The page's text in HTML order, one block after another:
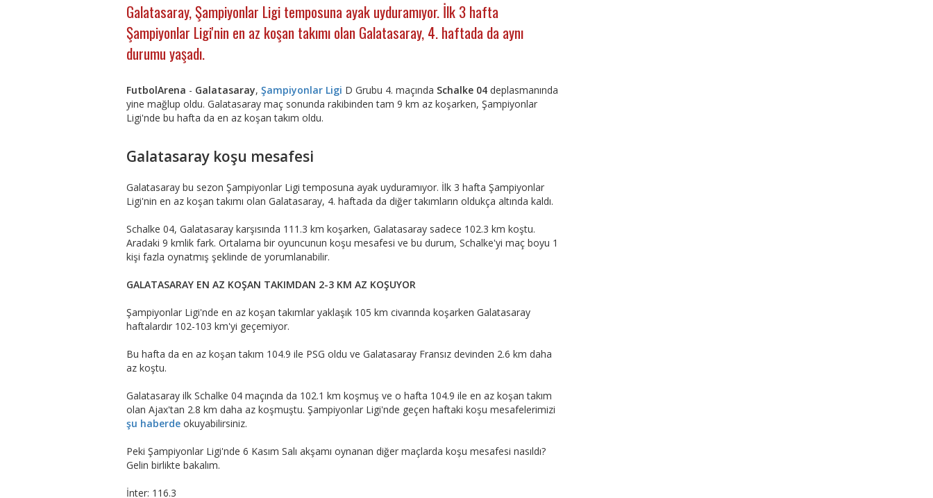
Galatasaray, Şampiyonlar Ligi temposuna ayak uyduramıyor. İlk 3 hafta
Şampiyonlar Ligi'nin en az koşan takımı olan Galatasaray, 4. haftada da aynı
durumu yaşadı.
FutbolArena - Galatasaray, Şampiyonlar Ligi D Grubu 4. maçında Schalke 04 deplasmanında
yine mağlup oldu. Galatasaray maç sonunda rakibinden tam 9 km az koşarken, Şampiyonlar
Ligi'nde bu hafta da en az koşan takım oldu.
Galatasaray koşu mesafesi
Galatasaray bu sezon Şampiyonlar Ligi temposuna ayak uyduramıyor. İlk 3 hafta Şampiyonlar
Ligi'nin en az koşan takımı olan Galatasaray, 4. haftada da diğer takımların oldukça altında kaldı.
Schalke 04, Galatasaray karşısında 111.3 km koşarken, Galatasaray sadece 102.3 km koştu.
Aradaki 9 kmlik fark. Ortalama bir oyuncunun koşu mesafesi ve bu durum, Schalke'yi maç boyu 1
kişi fazla oynatmış şeklinde de yorumlanabilir.
GALATASARAY EN AZ KOŞAN TAKIMDAN 2-3 KM AZ KOŞUYOR
Şampiyonlar Ligi'nde en az koşan takımlar yaklaşık 105 km civarında koşarken Galatasaray
haftalardır 102-103 km'yi geçemiyor.
Bu hafta da en az koşan takım 104.9 ile PSG oldu ve Galatasaray Fransız devinden 2.6 km daha
az koştu.
Galatasaray ilk Schalke 04 maçında da 102.1 km koşmuş ve o hafta 104.9 ile en az koşan takım
olan Ajax'tan 2.8 km daha az koşmuştu. Şampiyonlar Ligi'nde geçen haftaki koşu mesafelerimizi
şu haberde okuyabilirsiniz.
Peki Şampiyonlar Ligi'nde 6 Kasım Salı akşamı oynanan diğer maçlarda koşu mesafesi nasıldı?
Gelin birlikte bakalım.
İnter: 116.3